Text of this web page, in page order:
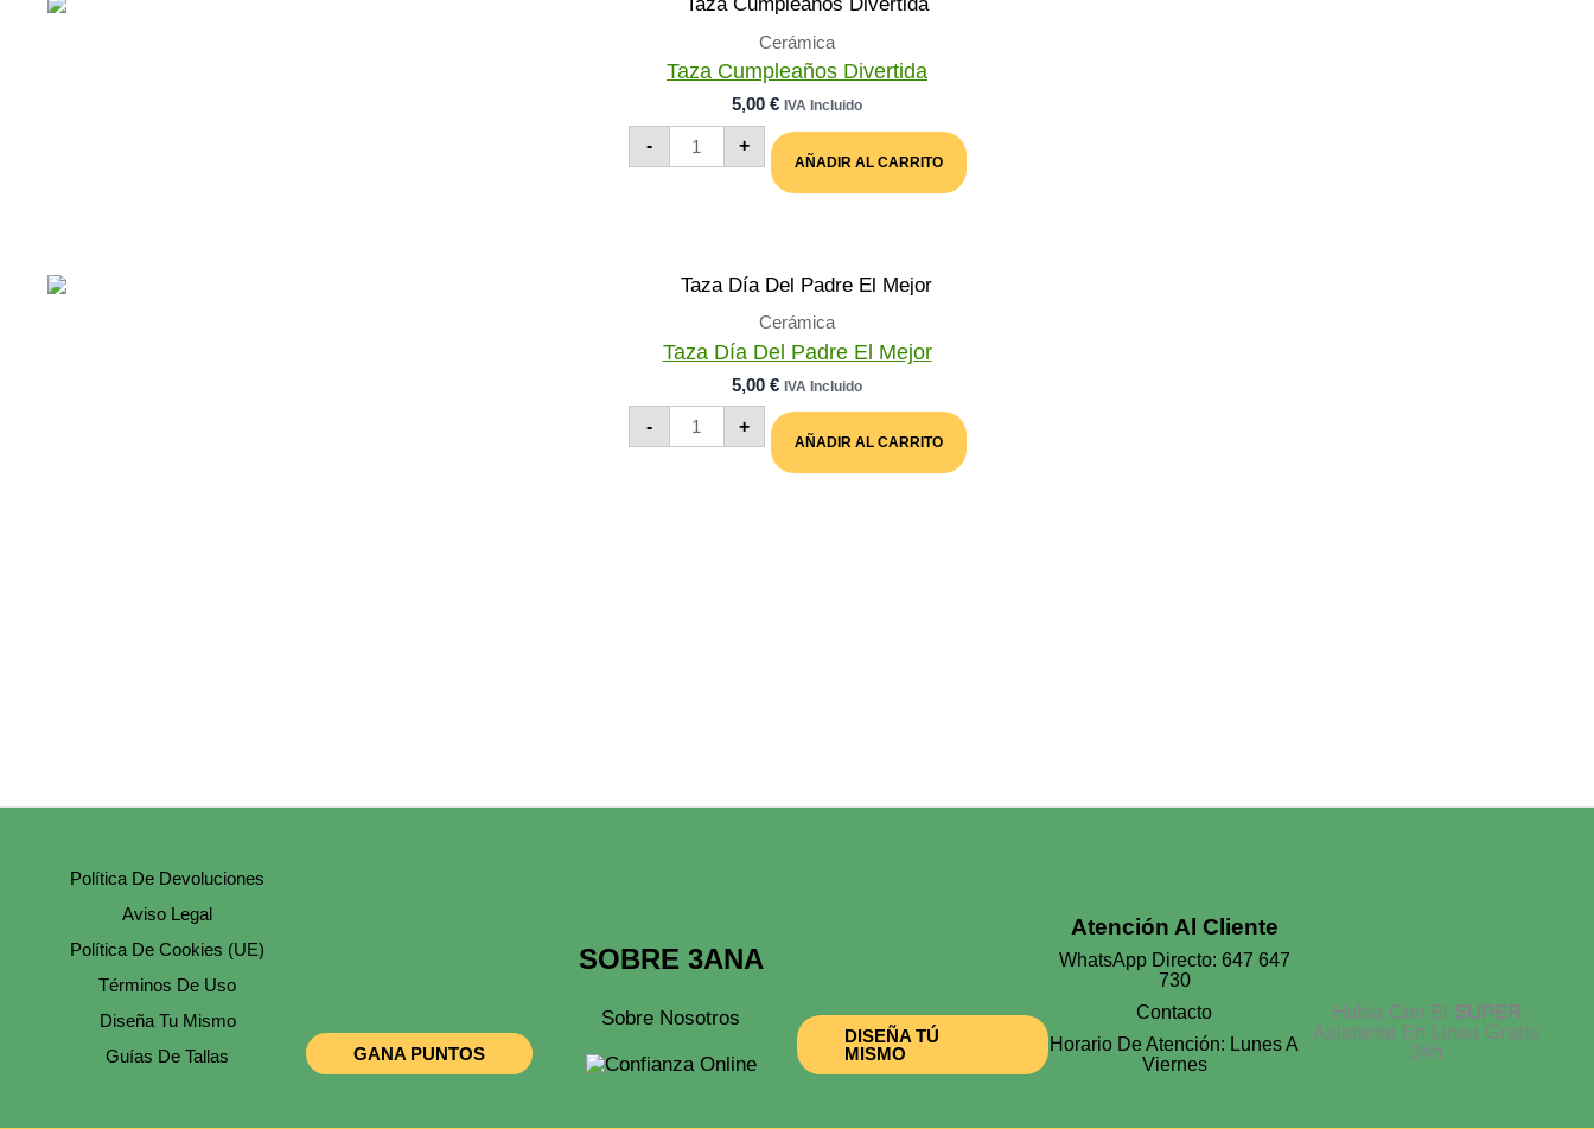
Cerámica
Taza Cumpleaños Divertida
5,00 € IVA Incluido
-
Taza
Cumpleaños
Divertida
+
AÑADIR AL CARRITO
Cerámica
Taza Día Del Padre El Mejor
5,00 € IVA Incluido
-
Taza
Día
+
AÑADIR AL CARRITO
Política De Devoluciones
Aviso Legal
Política De Cookies (UE)
Términos De Uso
Diseña Tu Mismo
Guías De Tallas
GANA PUNTOS
SOBRE 3ANA
Sobre Nosotros
DISEÑA TÚ
MISMO
Atención Al Cliente
WhatsApp Directo: 647 647
730
Contacto
Horario De Atención: Lunes A
Viernes
Habla Con El SUPER
Asistente En Linea Gratis
24h